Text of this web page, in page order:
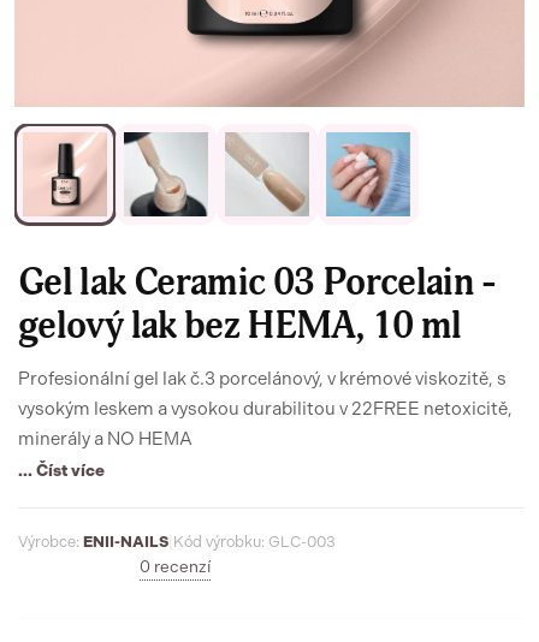
Gel lak Ceramic 03 Porcelain -
gelový lak bez HEMA, 10 ml
Profesionální gel lak č.3 porcelánový, v krémové viskozitě, s
vysokým leskem a vysokou durabilitou v 22FREE netoxicitě,
minerály a NO HEMA
... Číst více
Výrobce: ENII-NAILS Kód výrobku: GLC-003
0 recenzí